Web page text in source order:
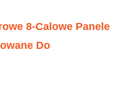
8-Calowe Panele
Do